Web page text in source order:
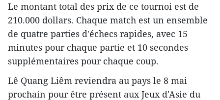
Le montant total des prix de ce tournoi est de
210.000 dollars. Chaque match est un ensemble
de quatre parties d'échecs rapides, avec 15
minutes pour chaque partie et 10 secondes
supplémentaires pour chaque coup.
Lê Quang Liêm reviendra au pays le 8 mai
prochain pour être présent aux Jeux d'Asie du